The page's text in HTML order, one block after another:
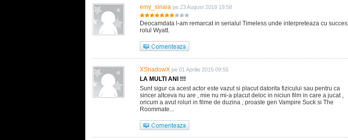
emy_sinaia pe 23 August 2018 19:58
Deocamdata l-am remarcat in serialul Timeless unde interpreteaza cu succes
rolul Wyatt.
XShadowX pe 01 Aprilie 2015 09:55
LA MULTI ANI !!!
Sunt sigur ca acest actor este vazut si placut datorita fizicului sau pentru ca
sincer altceva nu are , mie nu mi-a placut deloc in niciun film in care a jucat ,
oricum a avut roluri in filme de duzina , proaste gen Vampire Suck si The
Roommate...